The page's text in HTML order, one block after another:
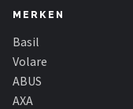
New Looxs
BBB Cycling
Schwalbe
MERKEN
Basil
Volare
ABUS
AXA